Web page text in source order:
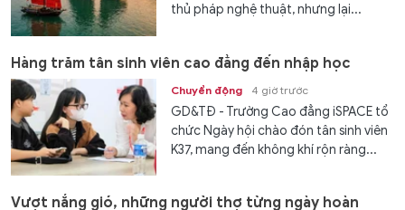
thủ pháp nghệ thuật, nhưng lại...
Hàng trăm tân sinh viên cao đẳng đến nhập học
Chuyển động 4 giờ trước
GD&TĐ - Trường Cao đẳng iSPACE tổ
chức Ngày hội chào đón tân sinh viên
K37, mang đến không khí rộn ràng...
Vượt nắng gió, những người thợ từng ngày hoàn